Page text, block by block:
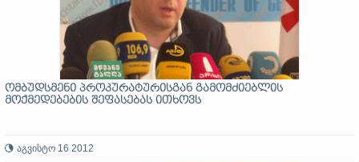
ომბუდსმენი პროკურატურისგან გამომძიებლის
მოქმედებების შეფასებას ითხოვს
აგვისტო 16 2012